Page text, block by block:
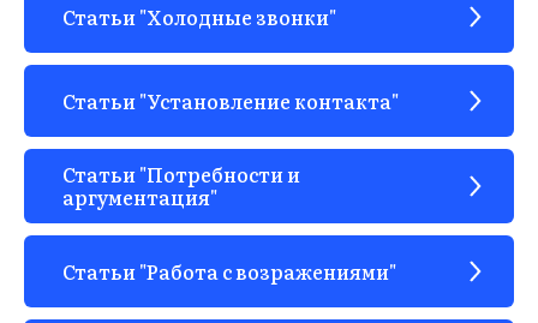
Статьи "Холодные звонки"
Статьи "Установление контакта"
Статьи "Потребности и
аргументация"
Статьи "Работа с возражениями"